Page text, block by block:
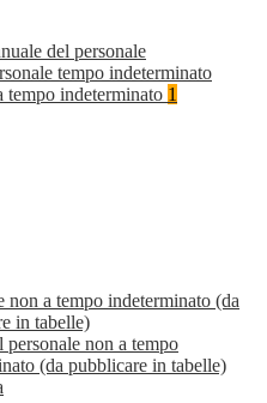
del personale
tempo indeterminato
tempo indeterminato 1
non a tempo indeterminato (da
in tabelle)
personale non a tempo
(da pubblicare in tabelle)